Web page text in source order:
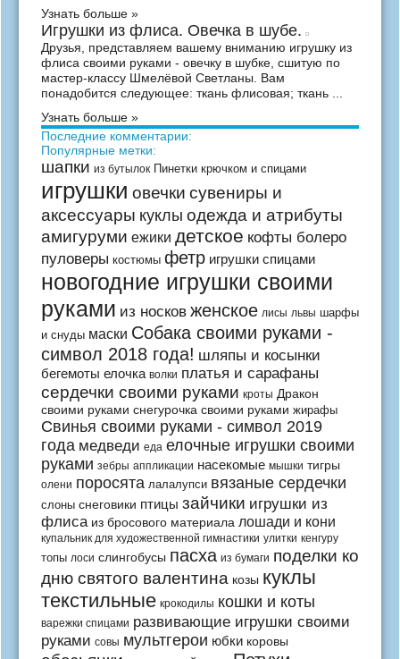
Узнать больше »
Игрушки из флиса. Овечка в шубе.
Друзья, представляем вашему вниманию игрушку из
флиса своими руками - овечку в шубке, сшитую по
мастер-классу Шмелёвой Светланы. Вам
понадобится следующее: ткань флисовая; ткань ...
Узнать больше »
Последние комментарии:
Популярные метки:
шапки из бутылок Пинетки крючком и спицами
игрушки овечки сувениры и
аксессуары куклы одежда и атрибуты
амигуруми ежики детское кофты болеро
пуловеры костюмы фетр игрушки спицами
новогодние игрушки своими
руками из носков женское лисы львы шарфы
и снуды маски Собака своими руками -
символ 2018 года! шляпы и косынки
бегемоты елочка волки платья и сарафаны
сердечки своими руками кроты Дракон
своими руками снегурочка своими руками жирафы
Свинья своими руками - символ 2019
года медведи еда елочные игрушки своими
руками зебры аппликации насекомые мышки тигры
олени поросята лалалупси вязаные сердечки
слоны снеговики птицы зайчики игрушки из
флиса из бросового материала лошади и кони
купальник для художественной гимнастики улитки кенгуру
топы лоси слингобусы пасха из бумаги поделки ко
дню святого валентина козы куклы
текстильные крокодилы кошки и коты
варежки спицами развивающие игрушки своими
руками совы мультгерои юбки коровы